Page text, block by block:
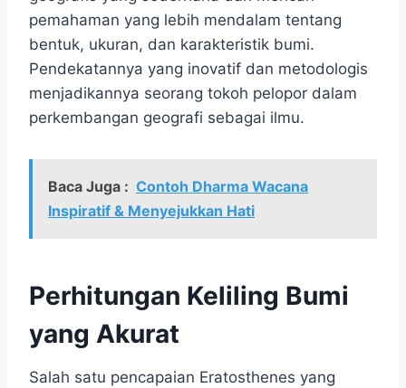
pemahaman yang lebih mendalam tentang
bentuk, ukuran, dan karakteristik bumi.
Pendekatannya yang inovatif dan metodologis
menjadikannya seorang tokoh pelopor dalam
perkembangan geografi sebagai ilmu.
Baca Juga : Contoh Dharma Wacana
Inspiratif & Menyejukkan Hati
Perhitungan Keliling Bumi
yang Akurat
Salah satu pencapaian Eratosthenes yang